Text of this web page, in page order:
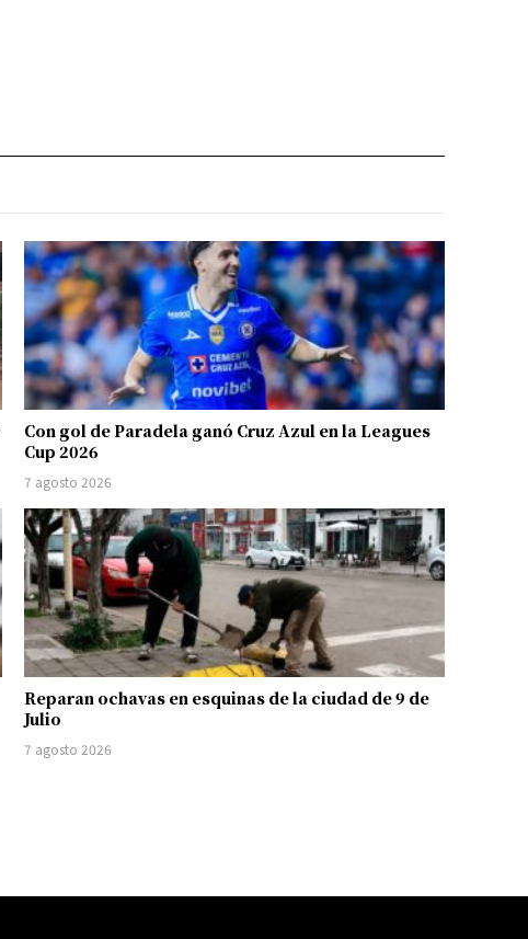
Con gol de Paradela ganó Cruz Azul en la Leagues
Cup 2026
7 agosto 2026
Reparan ochavas en esquinas de la ciudad de 9 de
Julio
7 agosto 2026